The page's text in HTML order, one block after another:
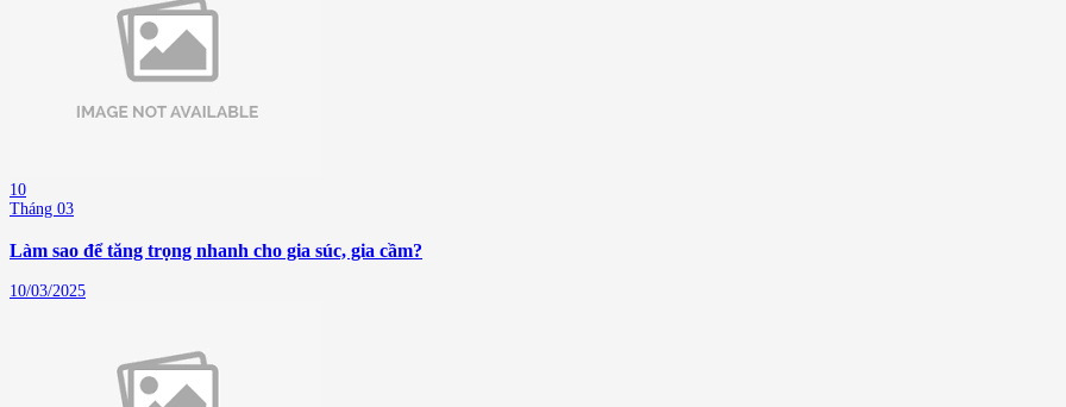
10
Tháng 03
Làm sao để tăng trọng nhanh cho gia súc, gia cầm?
10/03/2025